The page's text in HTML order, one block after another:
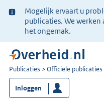
Ter
informatie:
Mogelijk ervaart u
publicaties. We werken
het ongemak.
U
bent
nu
hier:
Publicaties Officiële publicaties
Inloggen